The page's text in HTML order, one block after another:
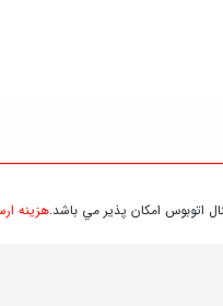
امکان پذير مي باشد.هزينه ارسالو